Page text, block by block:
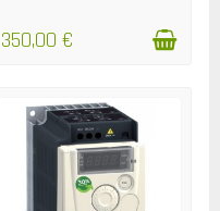
350,00 €